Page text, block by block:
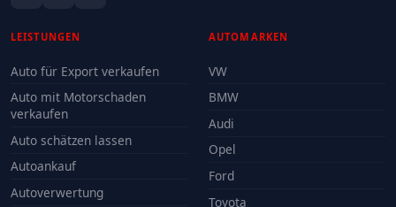
LEISTUNGEN
Auto für Export verkaufen
Auto mit Motorschaden
verkaufen
Auto schätzen lassen
Autoankauf
Autoverwertung
AUTOMARKEN
VW
BMW
Audi
Opel
Ford
Toyota